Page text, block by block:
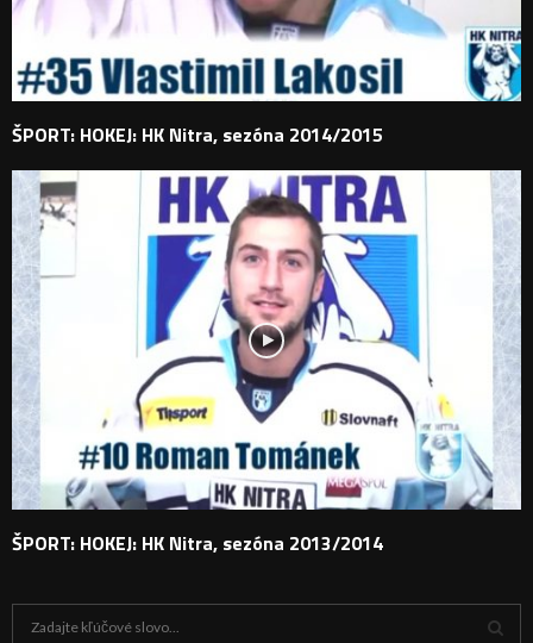
ŠPORT: HOKEJ: HK Nitra, sezóna 2014/2015
ŠPORT: HOKEJ: HK Nitra, sezóna 2013/2014